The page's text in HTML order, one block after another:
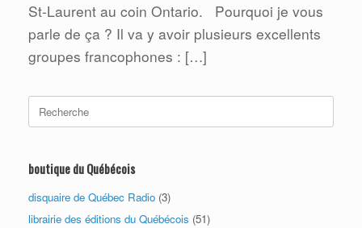
St-Laurent au coin Ontario. Pourquoi je vous
parle de ça ? Il va y avoir plusieurs excellents
groupes francophones : […]
Search
for:
boutique du Québécois
disquaire de Québec Radio (3)
librairie des éditions du Québécois (51)